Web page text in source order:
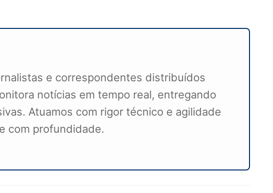
e correspondentes distribuídos
notícias em tempo real, entregando
Atuamos com rigor técnico e agilidade
com profundidade.